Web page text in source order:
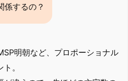
係するの？
明朝など、プロポーショナル
。